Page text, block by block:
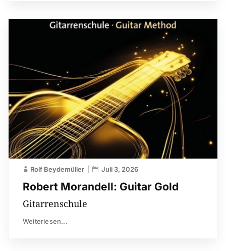
Robert Morandell: Guitar Gold
Rolf Beydemüller Juli 3, 2026
Gitarrenschule
Weiterlesen...